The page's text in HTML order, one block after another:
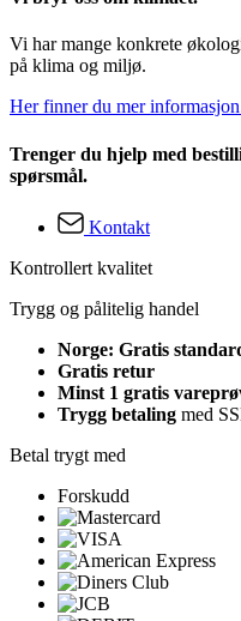
Vi har mange konkrete
på klima og miljø.
Her finner du mer
Trenger du hjelp med
spørsmål.
Kontakt
Kontrollert kvalitet
Trygg og pålitelig handel
Norge: Gratis
Gratis retur
Minst 1 gratis
Trygg betaling med
Betal trygt med
Forskudd